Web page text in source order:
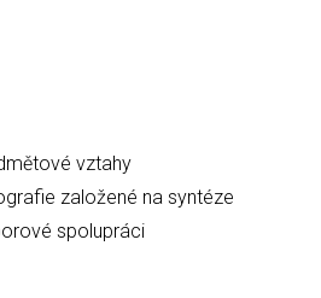
vztahy
založené na syntéze
spolupráci